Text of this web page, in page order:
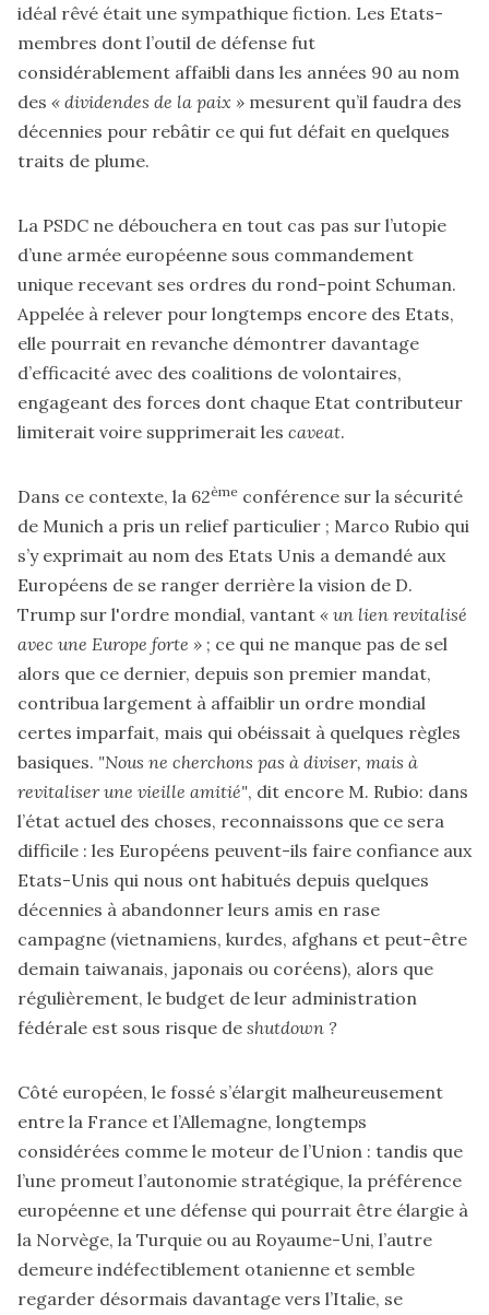
idéal rêvé était une sympathique fiction. Les Etats-
membres dont l’outil de défense fut
considérablement affaibli dans les années 90 au nom
des « dividendes de la paix » mesurent qu’il faudra des
décennies pour rebâtir ce qui fut défait en quelques
traits de plume.
La PSDC ne débouchera en tout cas pas sur l’utopie
d’une armée européenne sous commandement
unique recevant ses ordres du rond-point Schuman.
Appelée à relever pour longtemps encore des Etats,
elle pourrait en revanche démontrer davantage
d’efficacité avec des coalitions de volontaires,
engageant des forces dont chaque Etat contributeur
limiterait voire supprimerait les caveat.
Dans ce contexte, la 62ème conférence sur la sécurité
de Munich a pris un relief particulier ; Marco Rubio qui
s’y exprimait au nom des Etats Unis a demandé aux
Européens de se ranger derrière la vision de D.
Trump sur l'ordre mondial, vantant « un lien revitalisé
avec une Europe forte » ; ce qui ne manque pas de sel
alors que ce dernier, depuis son premier mandat,
contribua largement à affaiblir un ordre mondial
certes imparfait, mais qui obéissait à quelques règles
basiques. "Nous ne cherchons pas à diviser, mais à
revitaliser une vieille amitié", dit encore M. Rubio: dans
l’état actuel des choses, reconnaissons que ce sera
difficile : les Européens peuvent-ils faire confiance aux
Etats-Unis qui nous ont habitués depuis quelques
décennies à abandonner leurs amis en rase
campagne (vietnamiens, kurdes, afghans et peut-être
demain taiwanais, japonais ou coréens), alors que
régulièrement, le budget de leur administration
fédérale est sous risque de shutdown ?
Côté européen, le fossé s’élargit malheureusement
entre la France et l’Allemagne, longtemps
considérées comme le moteur de l’Union : tandis que
l’une promeut l’autonomie stratégique, la préférence
européenne et une défense qui pourrait être élargie à
la Norvège, la Turquie ou au Royaume-Uni, l’autre
demeure indéfectiblement otanienne et semble
regarder désormais davantage vers l’Italie, se